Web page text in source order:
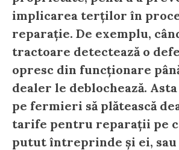
implicarea terților în
reparație. De exemplu,
tractoare detectează o
opresc din funcționare
dealer le deblochează.
pe fermieri să plătească
tarife pentru reparații pe
putut întreprinde și ei, sau